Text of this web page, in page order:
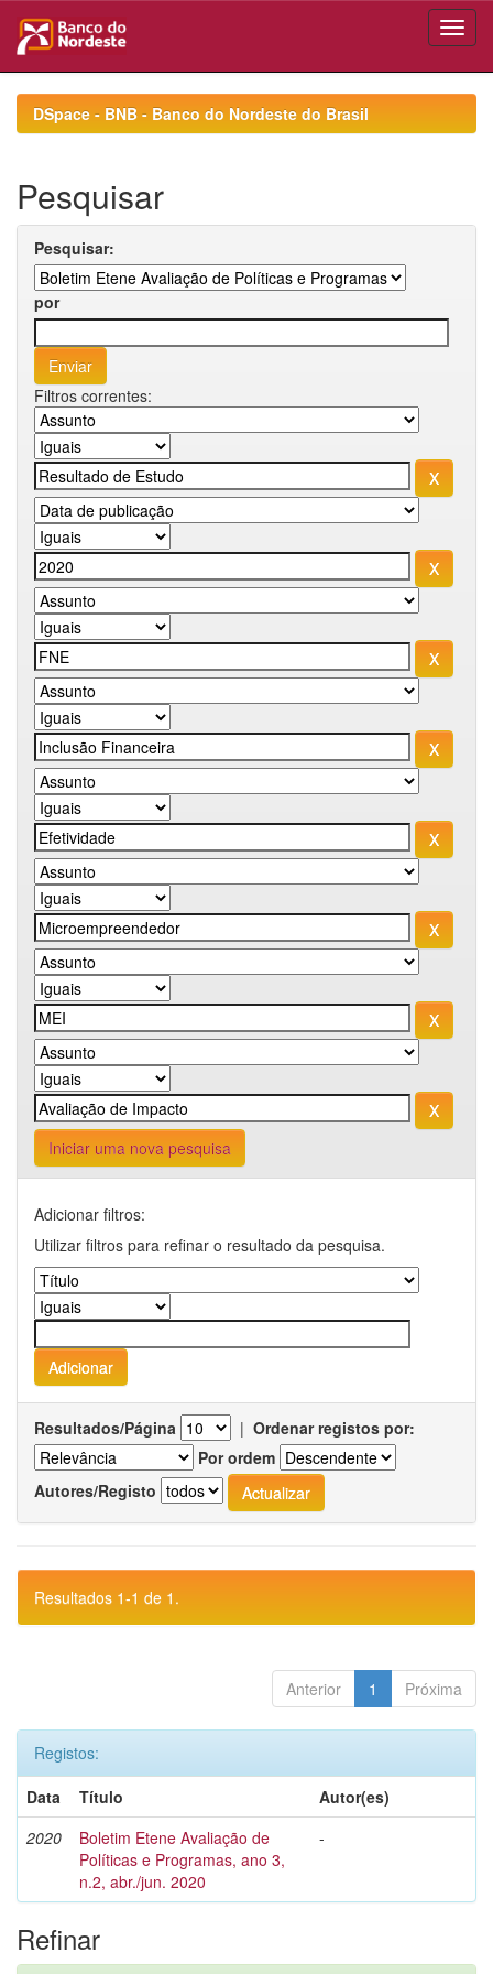
navigationDSpace - BNB - Banco do Nordeste do Brasil
Pesquisar
Pesquisar:
por
Filtros correntes:
Iniciar uma nova pesquisa
Adicionar filtros:
Utilizar filtros para refinar o resultado da pesquisa.
Resultados/Página | Ordenar registos por:
Por ordem
Autores/Registo
Resultados 1-1 de 1.
Anterior 1 Próxima
Registos:
Data
Título
Autor(es)
2020
Boletim Etene Avaliação de
Políticas e Programas, ano 3,
n.2, abr./jun. 2020
-
Refinar